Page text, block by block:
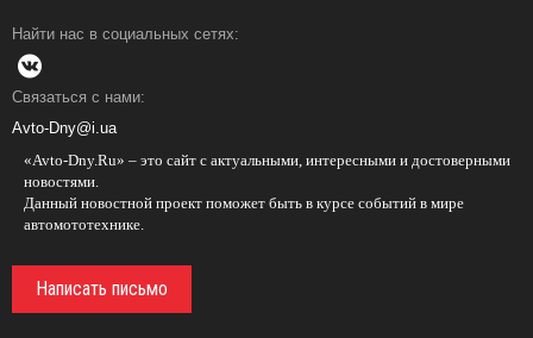
Найти нас в социальных сетях:
Связаться с нами:
Avto-Dny@i.ua
«Avto-Dny.Ru» – это сайт с актуальными, интересными и достоверными
новостями.
Данный новостной проект поможет быть в курсе событий в мире
автомототехнике.
Написать письмо